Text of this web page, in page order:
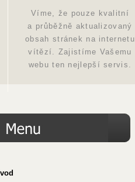
Víme, že pouze kvalitní
a průběžně aktualizovaný
obsah stránek na internetu
vítězí. Zajistíme Vašemu
webu ten nejlepší servis.